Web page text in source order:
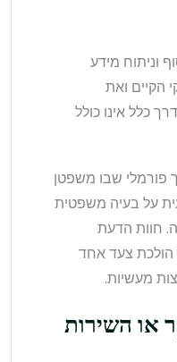
וניתוח מידע
הקיים ואת
כלל אינו כולל
פורמלי שבו משפטן
על בעיה משפטית
חוות הדעת
צעד אחד
מעשיות.
או השירות